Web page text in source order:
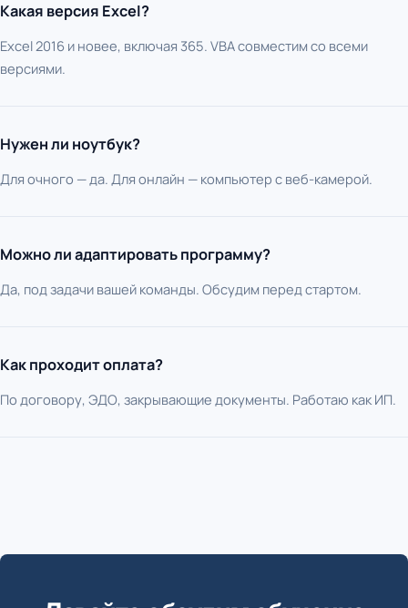
Какая версия Excel?
Excel 2016 и новее, включая 365. VBA совместим со всеми
версиями.
Нужен ли ноутбук?
Для очного — да. Для онлайн — компьютер с веб-камерой.
Можно ли адаптировать программу?
Да, под задачи вашей команды. Обсудим перед стартом.
Как проходит оплата?
По договору, ЭДО, закрывающие документы. Работаю как ИП.